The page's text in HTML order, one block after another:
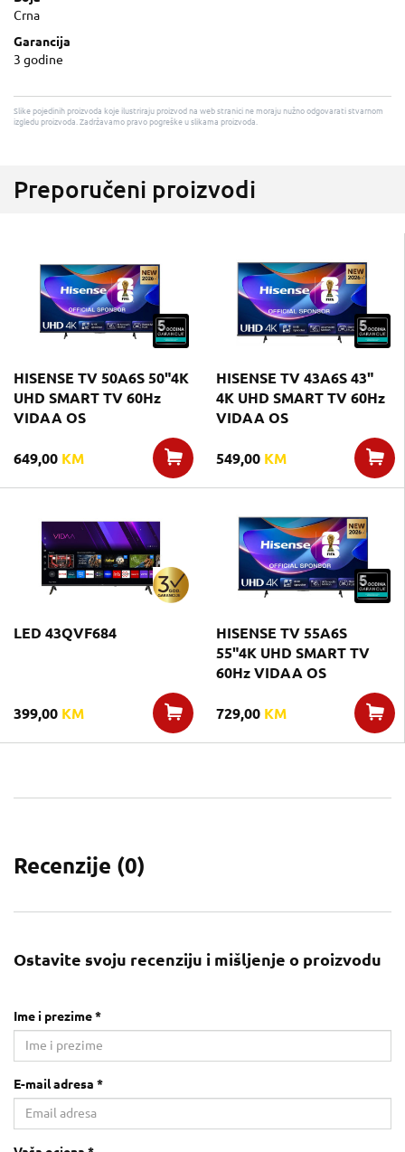
Crna
Garancija
3 godine
Slike pojedinih proizvoda koje ilustriraju proizvod na web stranici ne moraju nužno odgovarati stvarnom
izgledu proizvoda. Zadržavamo pravo pogreške u slikama proizvoda.
Preporučeni proizvodi
HISENSE TV 50A6S 50"4K
UHD SMART TV 60Hz
VIDAA OS
649,00 KM
HISENSE TV 43A6S 43"
4K UHD SMART TV 60Hz
VIDAA OS
549,00 KM
LED 43QVF684
399,00 KM
HISENSE TV 55A6S
55"4K UHD SMART TV
60Hz VIDAA OS
729,00 KM
Recenzije (0)
Ostavite svoju recenziju i mišljenje o proizvodu
Ime i prezime *
E-mail adresa *